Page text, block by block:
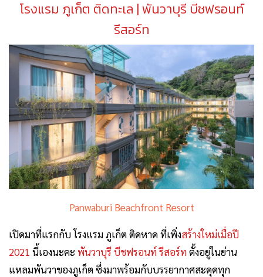
โรงแรม ภูเก็ต ติดทะเล | พันวาบุรี บีชฟรอนท์
รีสอร์ท
Panwaburi Beachfront Resort
เปิดมาที่แรกกับ โรงแรม ภูเก็ต ติดหาด ที่เพิ่งสร้างใหม่เมื่อปี
2021 นี้เองนะคะ พันวาบุรี บีชฟรอนท์ รีสอร์ทตั้งอยู่ในย่าน
แหลมพันวาของภูเก็ต ซึ่งมาพร้อมกับบรรยากาศสะดุดทุก